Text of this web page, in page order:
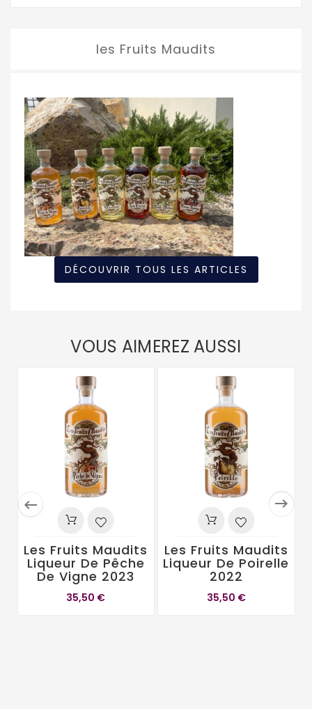
les Fruits Maudits
DÉCOUVRIR TOUS LES ARTICLES
VOUS AIMEREZ AUSSI
 
Les Fruits Maudits
Liqueur De Pêche
De Vigne 2023
35,50 €
Les Fruits Maudits
Liqueur De Poirelle
2022
35,50 €